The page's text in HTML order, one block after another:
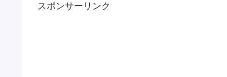
スポンサーリンク